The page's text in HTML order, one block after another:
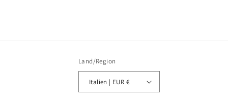
Land/Region
Italien | EUR €